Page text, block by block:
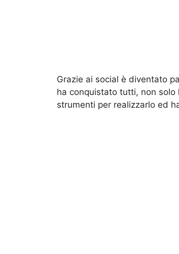
Grazie ai social è diventato
ha conquistato tutti, non solo
strumenti per realizzarlo ed